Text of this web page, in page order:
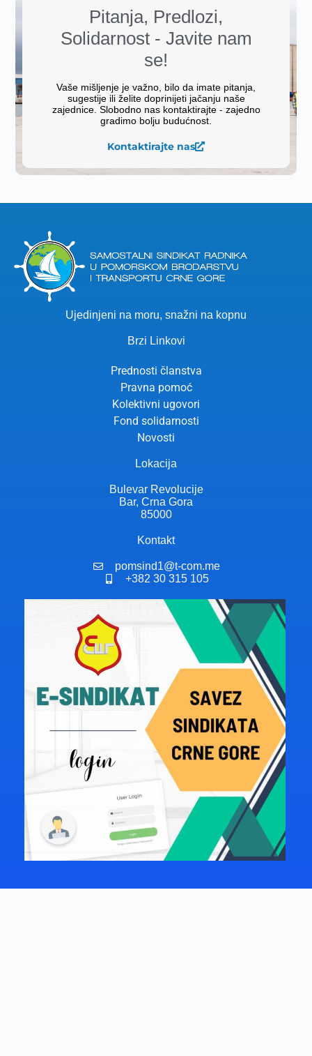
Pitanja, Predlozi,
Solidarnost - Javite nam
se!
Vaše mišljenje je važno, bilo da imate pitanja,
sugestije ili želite doprinijeti jačanju naše
zajednice. Slobodno nas kontaktirajte - zajedno
gradimo bolju budućnost.
Kontaktirajte nas
Ujedinjeni na moru, snažni na kopnu
Brzi Linkovi
Prednosti članstva
Pravna pomoć
Kolektivni ugovori
Fond solidarnosti
Novosti
Lokacija
Bulevar Revolucije
Bar, Crna Gora
85000
Kontakt
pomsind1@t-com.me
+382 30 315 105